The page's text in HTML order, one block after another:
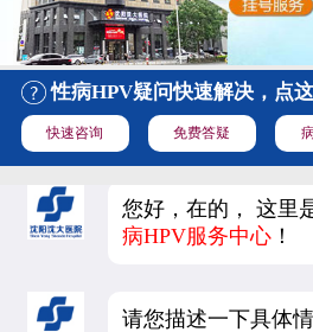
性病HPV疑问快速解决，点
快速咨询 免费答疑
您好，在的， 这里
病HPV服务中心 ！
请您描述一下具体